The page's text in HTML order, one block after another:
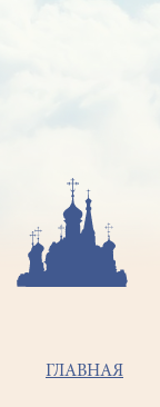
Основная
ГЛАВНАЯ